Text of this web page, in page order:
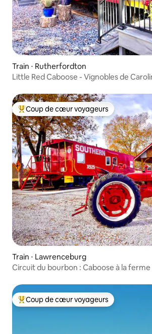
Train ⋅ Rutherfordton
Little Red Caboose - Vignobles de
Coups de cœur voyageurs les plus
Coup de cœur voyageurs
Train ⋅ Lawrenceburg
Circuit du bourbon : Caboose à la ferme
Coups de cœur voyageurs les plus
Coup de cœur voyageurs